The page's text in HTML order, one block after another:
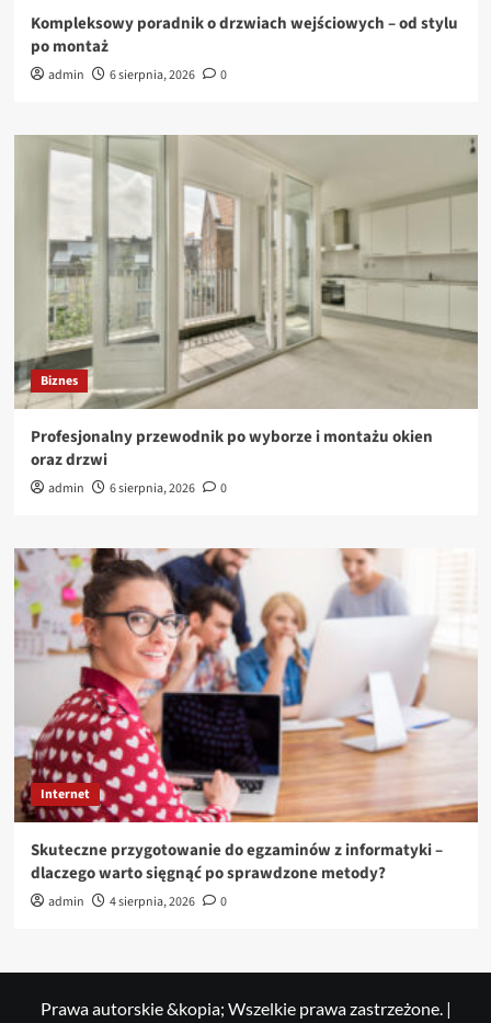
Kompleksowy poradnik o drzwiach wejściowych – od stylu
po montaż
admin 6 sierpnia, 2026 0
Biznes
Profesjonalny przewodnik po wyborze i montażu okien
oraz drzwi
admin 6 sierpnia, 2026 0
Internet
Skuteczne przygotowanie do egzaminów z informatyki –
dlaczego warto sięgnąć po sprawdzone metody?
admin 4 sierpnia, 2026 0
Prawa autorskie &kopia; Wszelkie prawa zastrzeżone. |